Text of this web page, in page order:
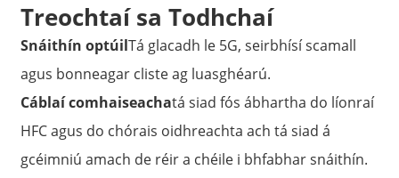
Treochtaí sa Todhchaí
Snáithín optúilTá glacadh le 5G, seirbhísí scamall
agus bonneagar cliste ag luasghéarú.
Cáblaí comhaiseachatá siad fós ábhartha do líonraí
HFC agus do chórais oidhreachta ach tá siad á
gcéimniú amach de réir a chéile i bhfabhar snáithín.